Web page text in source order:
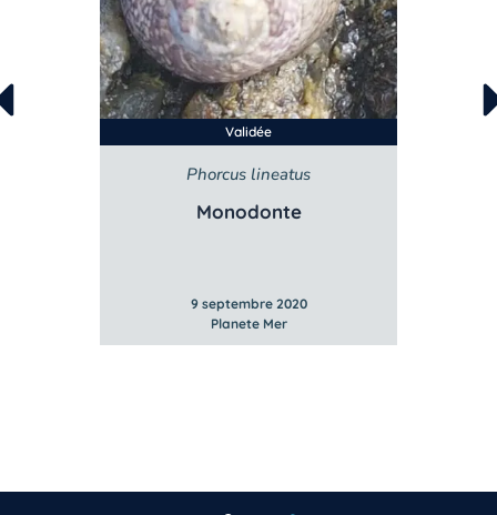
Validée
Phorcus lineatus
Monodonte
9 septembre 2020
Planete Mer